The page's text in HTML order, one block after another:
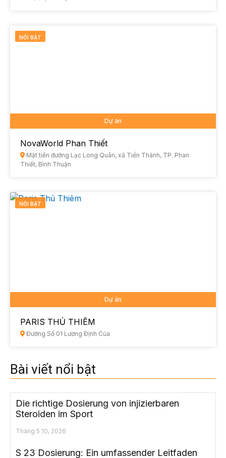
NỔI BẬT
Dự án
NovaWorld Phan Thiết
Mặt tiền đường Lạc Long Quân, xã Tiến Thành, TP. Phan
Thiết, Bình Thuận
NỔI BẬT
Dự án
PARIS THỦ THIÊM
Đường Số 01 Lương Định Của
Bài viết nổi bật
Die richtige Dosierung von injizierbaren
Steroiden im Sport
Tháng 5 10, 2026
S 23 Dosierung: Ein umfassender Leitfaden